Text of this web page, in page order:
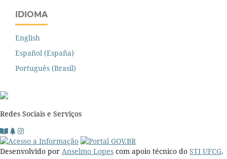
IDIOMA
English
Español (España)
Português (Brasil)
Redes Sociais e Serviços
Desenvolvido por Anselmo Lopes com apoio técnico do STI UFCG.